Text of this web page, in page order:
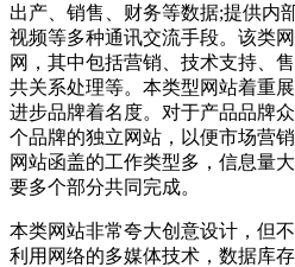
出产、销售、财务等数据;提供内
视频等多种通讯交流手段。该类
网，其中包括营销、技术支持、
共关系处理等。本类型网站着重
进步品牌着名度。对于产品品牌
个品牌的独立网站，以便市场营
网站函盖的工作类型多，信息量
要多个部分共同完成。
本类网站非常夸大创意设计，但
利用网络的多媒体技术，数据库